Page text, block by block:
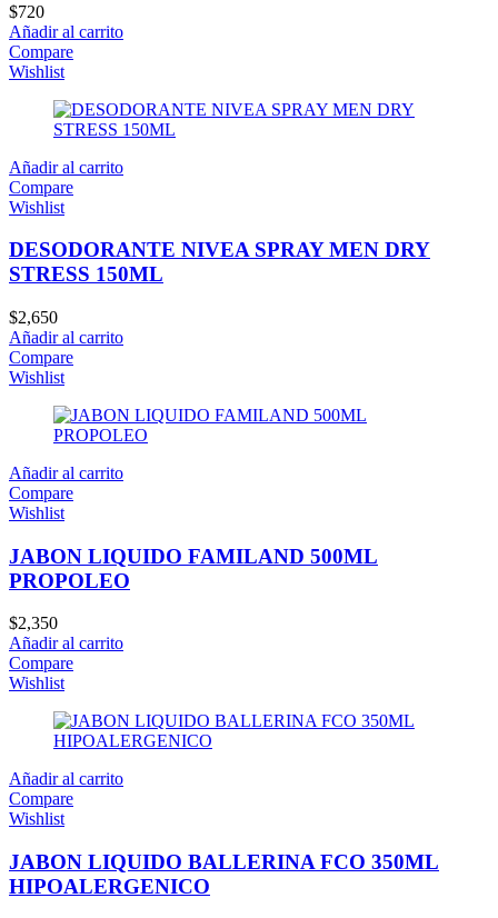
$720
Añadir al carrito
Compare
Wishlist
Añadir al carrito
Compare
Wishlist
DESODORANTE NIVEA SPRAY MEN DRY
STRESS 150ML
$2,650
Añadir al carrito
Compare
Wishlist
Añadir al carrito
Compare
Wishlist
JABON LIQUIDO FAMILAND 500ML
PROPOLEO
$2,350
Añadir al carrito
Compare
Wishlist
Añadir al carrito
Compare
Wishlist
JABON LIQUIDO BALLERINA FCO 350ML
HIPOALERGENICO